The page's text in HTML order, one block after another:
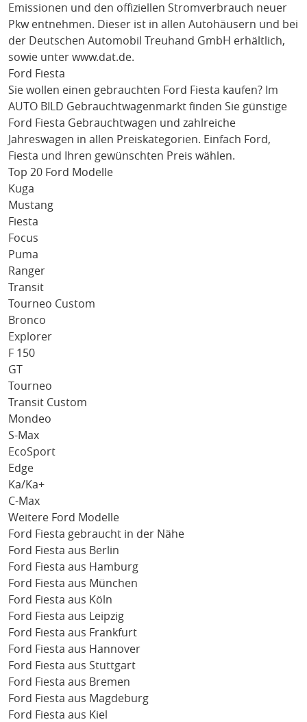
Emissionen und den offiziellen Stromverbrauch neuer
Pkw entnehmen. Dieser ist in allen Autohäusern und bei
der Deutschen Automobil Treuhand GmbH erhältlich,
sowie unter www.dat.de.
Ford Fiesta
Sie wollen einen gebrauchten Ford Fiesta kaufen? Im
AUTO BILD Gebrauchtwagenmarkt finden Sie günstige
Ford Fiesta Gebrauchtwagen und zahlreiche
Jahreswagen in allen Preiskategorien. Einfach Ford,
Fiesta und Ihren gewünschten Preis wählen.
Top 20 Ford Modelle
Kuga
Mustang
Fiesta
Focus
Puma
Ranger
Transit
Tourneo Custom
Bronco
Explorer
F 150
GT
Tourneo
Transit Custom
Mondeo
S-Max
EcoSport
Edge
Ka/Ka+
C-Max
Weitere Ford Modelle
Ford Fiesta gebraucht in der Nähe
Ford Fiesta aus Berlin
Ford Fiesta aus Hamburg
Ford Fiesta aus München
Ford Fiesta aus Köln
Ford Fiesta aus Leipzig
Ford Fiesta aus Frankfurt
Ford Fiesta aus Hannover
Ford Fiesta aus Stuttgart
Ford Fiesta aus Bremen
Ford Fiesta aus Magdeburg
Ford Fiesta aus Kiel